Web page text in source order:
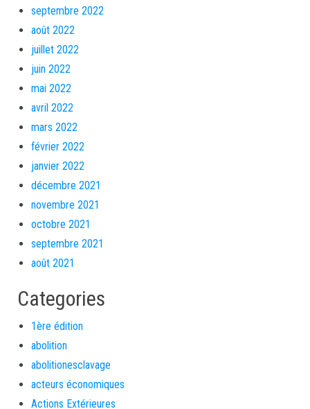
septembre 2022
août 2022
juillet 2022
juin 2022
mai 2022
avril 2022
mars 2022
février 2022
janvier 2022
décembre 2021
novembre 2021
octobre 2021
septembre 2021
août 2021
Categories
1ère édition
abolition
abolitionesclavage
acteurs économiques
Actions Extérieures